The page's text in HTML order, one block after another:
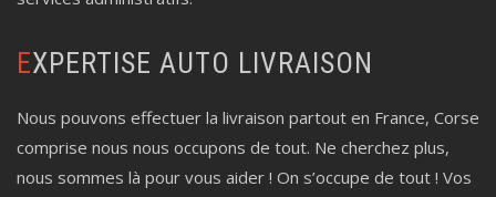
EXPERTISE AUTO LIVRAISON
Nous pouvons effectuer la livraison partout en France, Corse
comprise nous nous occupons de tout. Ne cherchez plus,
nous sommes là pour vous aider ! On s’occupe de tout ! Vos